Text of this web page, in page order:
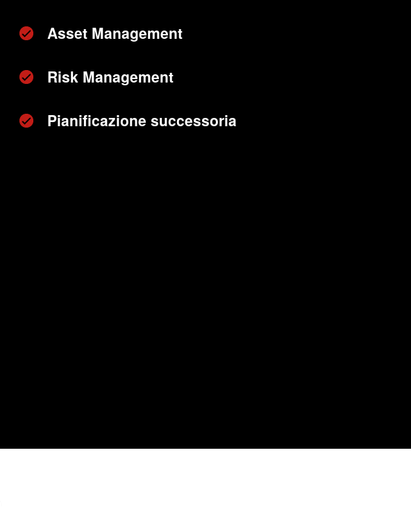
Asset Management
Risk Management
Pianificazione successoria